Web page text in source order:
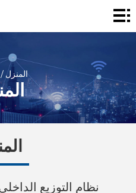
المنزل /
نظام التوزيع